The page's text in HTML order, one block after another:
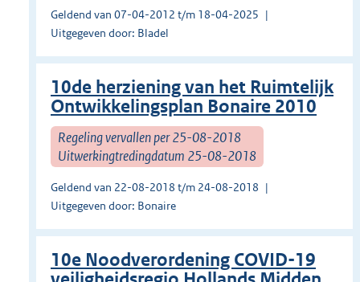
Geldend van 07-04-2012 t/m 18-04-2025
Uitgegeven door: Bladel
10de herziening van het Ruimtelijk
Ontwikkelingsplan Bonaire 2010
Regeling vervallen per 25-08-2018
Uitwerkingtredingdatum 25-08-2018
Geldend van 22-08-2018 t/m 24-08-2018
Uitgegeven door: Bonaire
10e Noodverordening COVID-19